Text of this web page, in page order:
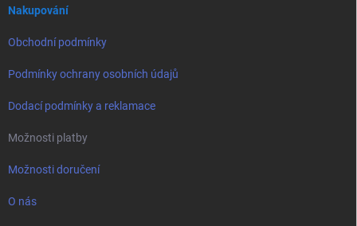
Nakupování
Obchodní podmínky
Podmínky ochrany osobních údajů
Dodací podmínky a reklamace
Možnosti platby
Možnosti doručení
O nás